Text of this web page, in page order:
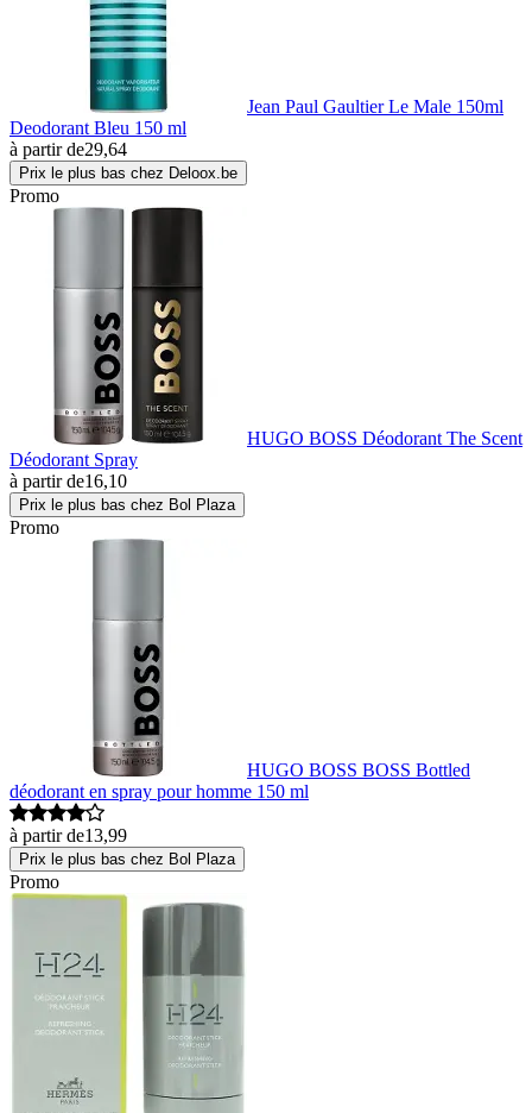
Jean Paul Gaultier Le Male 150ml
Deodorant Bleu 150 ml
à partir de29,64
Prix le plus bas chez Deloox.be
Promo
HUGO BOSS Déodorant The Scent
Déodorant Spray
à partir de16,10
Prix le plus bas chez Bol Plaza
Promo
HUGO BOSS BOSS Bottled
déodorant en spray pour homme 150 ml
à partir de13,99
Prix le plus bas chez Bol Plaza
Promo